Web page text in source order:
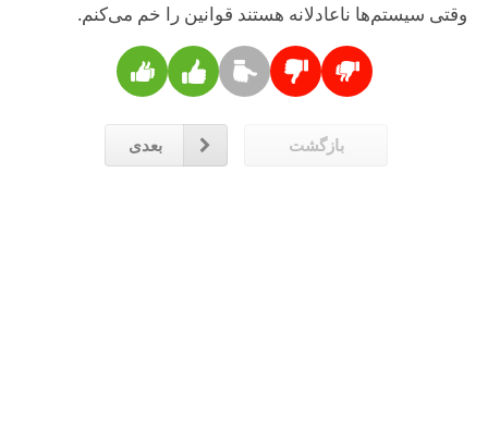
وقتی سیستم‌ها ناعادلانه هستند قوانین را خم می‌کنم.
بازگشت بعدی